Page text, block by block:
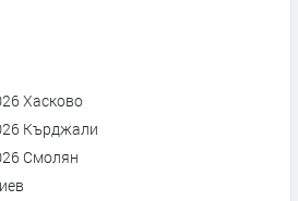
Хасково
Кърджали
Смолян